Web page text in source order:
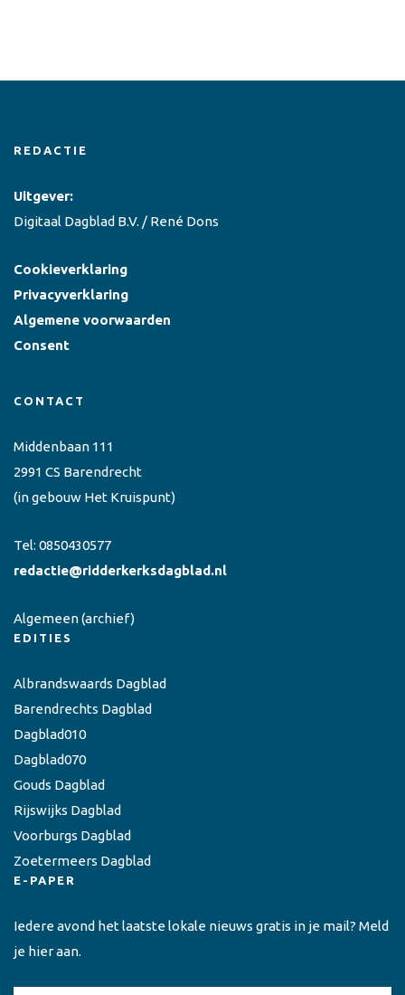
REDACTIE
Uitgever:
Digitaal Dagblad B.V. / René Dons
Cookieverklaring
Privacyverklaring
Algemene voorwaarden
Consent
CONTACT
Middenbaan 111
2991 CS Barendrecht
(in gebouw Het Kruispunt)
Tel: 0850430577
redactie@ridderkerksdagblad.nl
Algemeen(archief)
EDITIES
Albrandswaards Dagblad
Barendrechts Dagblad
Dagblad010
Dagblad070
Gouds Dagblad
Rijswijks Dagblad
Voorburgs Dagblad
Zoetermeers Dagblad
E-PAPER
Iedere avond het laatste lokale nieuws gratis in je mail? Meld
je hier aan.